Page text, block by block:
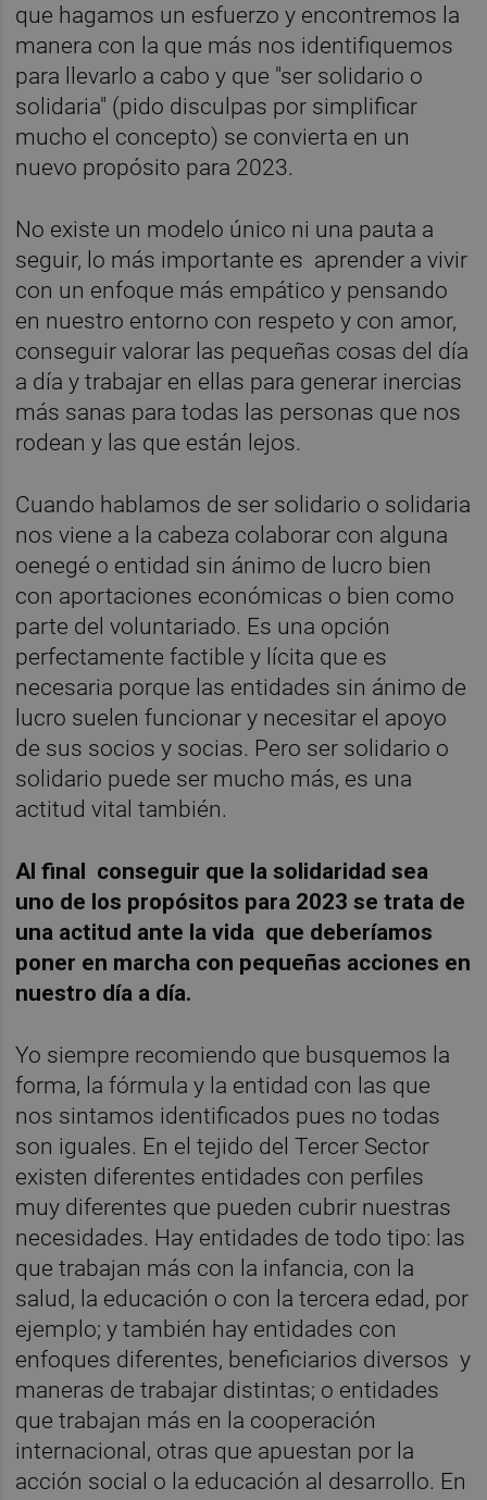
que hagamos un esfuerzo y encontremos la
manera con la que más nos identifiquemos
para llevarlo a cabo y que "ser solidario o
solidaria" (pido disculpas por simplificar
mucho el concepto) se convierta en un
nuevo propósito para 2023.
No existe un modelo único ni una pauta a
seguir, lo más importante es aprender a vivir
con un enfoque más empático y pensando
en nuestro entorno con respeto y con amor,
conseguir valorar las pequeñas cosas del día
a día y trabajar en ellas para generar inercias
más sanas para todas las personas que nos
rodean y las que están lejos.
Cuando hablamos de ser solidario o solidaria
nos viene a la cabeza colaborar con alguna
oenegé o entidad sin ánimo de lucro bien
con aportaciones económicas o bien como
parte del voluntariado. Es una opción
perfectamente factible y lícita que es
necesaria porque las entidades sin ánimo de
lucro suelen funcionar y necesitar el apoyo
de sus socios y socias. Pero ser solidario o
solidario puede ser mucho más, es una
actitud vital también.
Al final conseguir que la solidaridad sea
uno de los propósitos para 2023 se trata de
una actitud ante la vida que deberíamos
poner en marcha con pequeñas acciones en
nuestro día a día.
Yo siempre recomiendo que busquemos la
forma, la fórmula y la entidad con las que
nos sintamos identificados pues no todas
son iguales. En el tejido del Tercer Sector
existen diferentes entidades con perfiles
muy diferentes que pueden cubrir nuestras
necesidades. Hay entidades de todo tipo: las
que trabajan más con la infancia, con la
salud, la educación o con la tercera edad, por
ejemplo; y también hay entidades con
enfoques diferentes, beneficiarios diversos y
maneras de trabajar distintas; o entidades
que trabajan más en la cooperación
internacional, otras que apuestan por la
acción social o la educación al desarrollo. En